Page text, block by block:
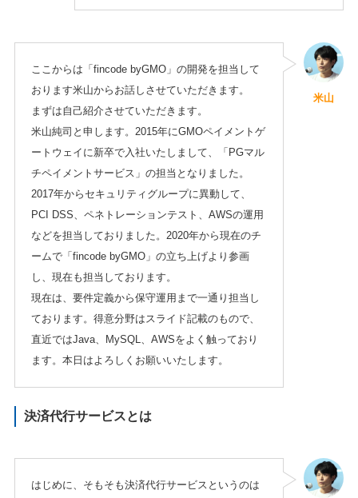
ここからは「fincode byGMO」の開発を担当して
おります米山からお話しさせていただきます。
まずは自己紹介させていただきます。
米山純司と申します。2015年にGMOペイメントゲ
ートウェイに新卒で入社いたしまして、「PGマル
チペイメントサービス」の担当となりました。
2017年からセキュリティグループに異動して、
PCI DSS、ペネトレーションテスト、AWSの運用
などを担当しておりました。2020年から現在のチ
ームで「fincode byGMO」の立ち上げより参画
し、現在も担当しております。
現在は、要件定義から保守運用まで一通り担当し
ております。得意分野はスライド記載のもので、
直近ではJava、MySQL、AWSをよく触っており
ます。本日はよろしくお願いいたします。
米山
決済代行サービスとは
はじめに、そもそも決済代行サービスというのは